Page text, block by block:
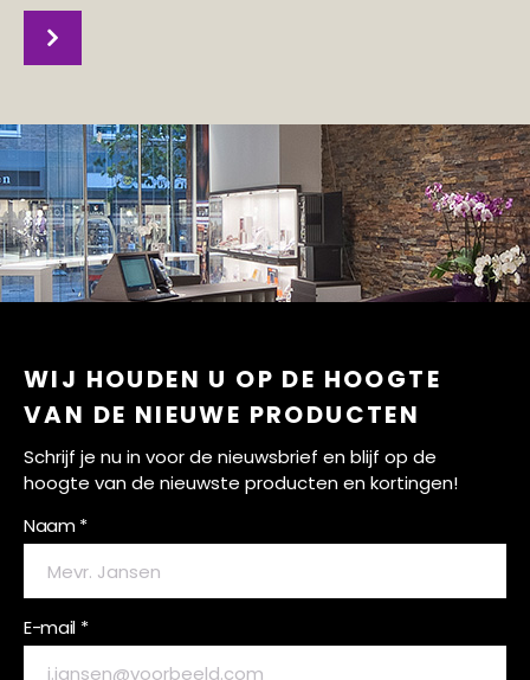
WIJ HOUDEN U OP DE HOOGTE
VAN DE NIEUWE PRODUCTEN
Schrijf je nu in voor de nieuwsbrief en blijf op de
hoogte van de nieuwste producten en kortingen!
Naam *
E-mail *